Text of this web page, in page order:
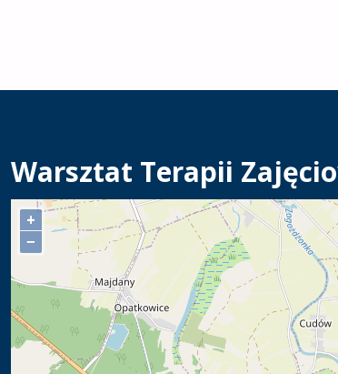
Warsztat Terapii
+
−